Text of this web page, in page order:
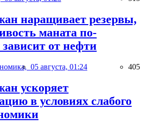
наращивает резервы,
маната по-
от нефти
05 августа, 01:24 405
ускоряет
в условиях слабого